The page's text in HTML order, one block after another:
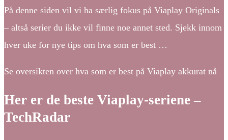
På denne siden vil vi ha særlig fokus på Viaplay Originals
– altså serier du ikke vil finne noe annet sted. Sjekk innom
hver uke for nye tips om hva som er best …
Se oversikten over hva som er best på Viaplay akkurat nå
Her er de beste Viaplay-seriene –
TechRadar